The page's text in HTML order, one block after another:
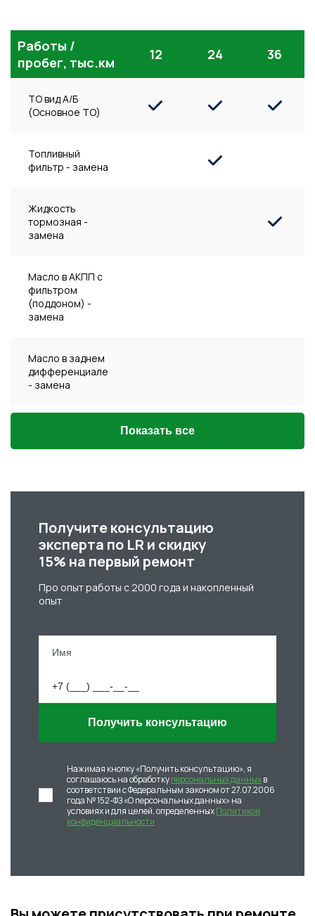
Работы /
пробег, тыс.км
12 24 36
ТО вид А/Б
(Основное ТО)
Топливный
фильтр - замена
Жидкость
тормозная -
замена
Масло в АКПП с
фильтром
(поддоном) -
замена
Масло в заднем
дифференциале
- замена
Показать все
Получите консультацию
эксперта по LR и скидку
15% на первый ремонт
Про опыт работы с 2000 года и накопленный
опыт
Получить консультацию
Нажимая кнопку «Получить консультацию», я
соглашаюсь на обработкуперсональных данныхв
соответствии с Федеральным законом от 27.07.2006
года № 152-ФЗ «О персональных данных» на
условиях и для целей, определенныхПолитикой
конфиденциальности